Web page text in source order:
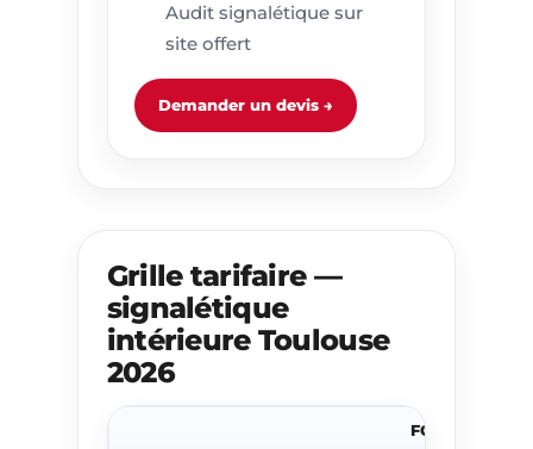
Audit signalétique sur
site offert
Demander un devis →
Grille tarifaire —
signalétique
intérieure Toulouse
2026
FORMAT /